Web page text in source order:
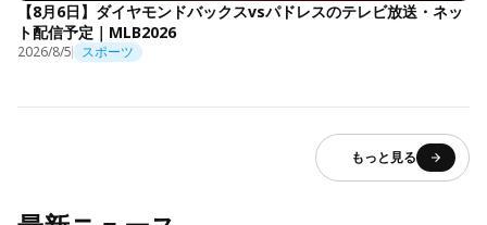
【8月6日】ダイヤモンドバックスvsパドレスのテレビ放送・ネッ
ト配信予定｜MLB2026
2026/8/5 スポーツ
もっと見る